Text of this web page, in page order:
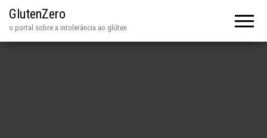
GlutenZero
o portal sobre a intolerância ao glúten